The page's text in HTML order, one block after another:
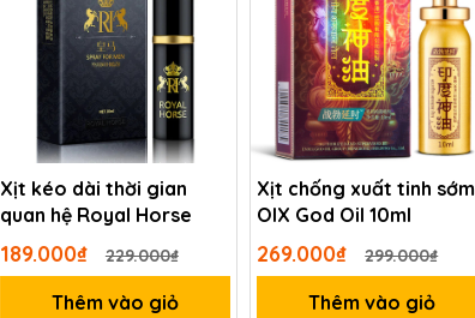
Xịt kéo dài thời gian
quan hệ Royal Horse
189.000₫ 229.000₫
Thêm vào giỏ
Xịt chống xuất tinh sớm
OIX God Oil 10ml
269.000₫ 299.000₫
Thêm vào giỏ